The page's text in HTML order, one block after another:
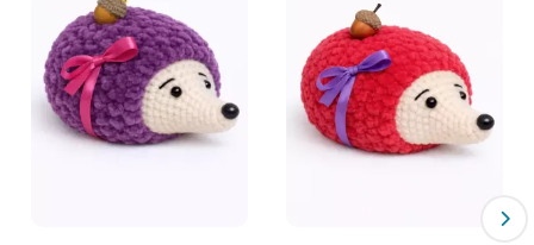
ручной работы.